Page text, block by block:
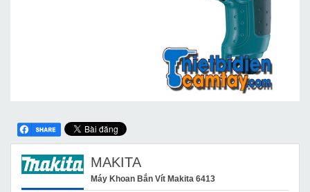
MAKITA
Máy Khoan Bắn Vít Makita 6413